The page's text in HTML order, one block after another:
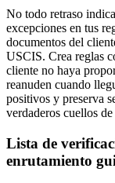
No todo retraso
excepciones en tus
documentos del
USCIS. Crea reglas
cliente no haya
reanuden cuando
positivos y preserva
verdaderos cuellos
Lista de
enrutamiento